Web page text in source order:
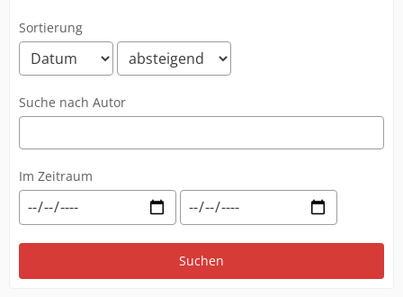
Sortierung
Suche nach Autor
Im Zeitraum
Suchen